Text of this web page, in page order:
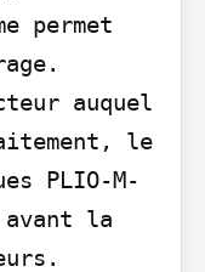
permet
auquel
le
PLIO-M-
avant la